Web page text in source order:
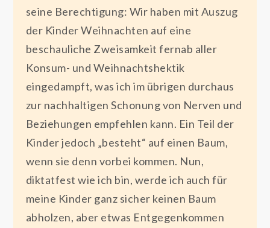
seine Berechtigung: Wir haben mit Auszug
der Kinder Weihnachten auf eine
beschauliche Zweisamkeit fernab aller
Konsum- und Weihnachtshektik
eingedampft, was ich im übrigen durchaus
zur nachhaltigen Schonung von Nerven und
Beziehungen empfehlen kann. Ein Teil der
Kinder jedoch „besteht“ auf einen Baum,
wenn sie denn vorbei kommen. Nun,
diktatfest wie ich bin, werde ich auch für
meine Kinder ganz sicher keinen Baum
abholzen, aber etwas Entgegenkommen